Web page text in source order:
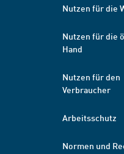
Nutzen für die
Nutzen für die
Hand
Nutzen für den
Verbraucher
Arbeitsschutz
Normen und